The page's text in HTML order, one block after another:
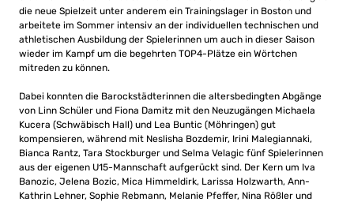
die neue Spielzeit unter anderem ein Trainingslager in Boston und
arbeitete im Sommer intensiv an der individuellen technischen und
athletischen Ausbildung der Spielerinnen um auch in dieser Saison
wieder im Kampf um die begehrten TOP4-Plätze ein Wörtchen
mitreden zu können.
Dabei konnten die Barockstädterinnen die altersbedingten Abgänge
von Linn Schüler und Fiona Damitz mit den Neuzugängen Michaela
Kucera (Schwäbisch Hall) und Lea Buntic (Möhringen) gut
kompensieren, während mit Neslisha Bozdemir, Irini Malegiannaki,
Bianca Rantz, Tara Stockburger und Selma Velagic fünf Spielerinnen
aus der eigenen U15-Mannschaft aufgerückt sind. Der Kern um Iva
Banozic, Jelena Bozic, Mica Himmeldirk, Larissa Holzwarth, Ann-
Kathrin Lehner, Sophie Rebmann, Melanie Pfeffer, Nina Rößler und